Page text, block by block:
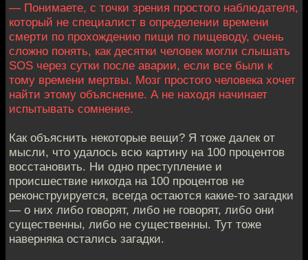
— Понимаете, с точки зрения простого наблюдателя,
который не специалист в определении времени
смерти по прохождению пищи по пищеводу, очень
сложно понять, как десятки человек могли слышать
SOS через сутки после аварии, если все были к
тому времени мертвы. Мозг простого человека хочет
найти этому объяснение. А не находя начинает
испытывать сомнение.
Как объяснить некоторые вещи? Я тоже далек от
мысли, что удалось всю картину на 100 процентов
восстановить. Ни одно преступление и
происшествие никогда на 100 процентов не
реконструируется, всегда остаются какие-то загадки
— о них либо говорят, либо не говорят, либо они
существенны, либо не существенны. Тут тоже
наверняка остались загадки.